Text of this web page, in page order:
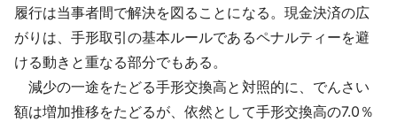
履行は当事者間で解決を図ることになる。現金決済の広
がりは、手形取引の基本ルールであるペナルティーを避
ける動きと重なる部分でもある。
減少の一途をたどる手形交換高と対照的に、でんさい
額は増加推移をたどるが、依然として手形交換高の7.0％